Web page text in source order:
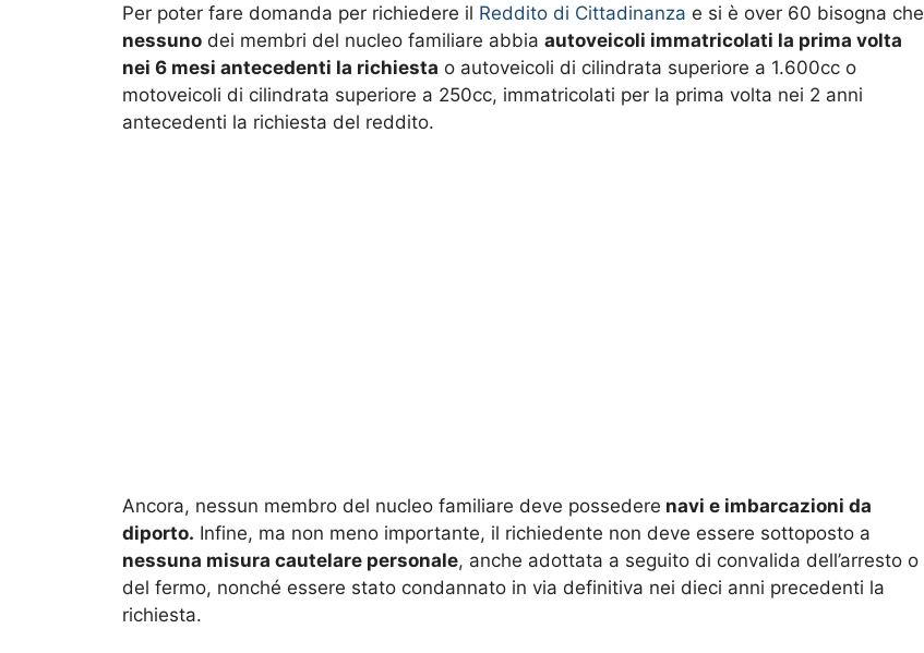
Per poter fare domanda per richiedere il Reddito di Cittadinanza e si è over 60 bisogna che
nessuno dei membri del nucleo familiare abbia autoveicoli immatricolati la prima volta
nei 6 mesi antecedenti la richiesta o autoveicoli di cilindrata superiore a 1.600cc o
motoveicoli di cilindrata superiore a 250cc, immatricolati per la prima volta nei 2 anni
antecedenti la richiesta del reddito.
Ancora, nessun membro del nucleo familiare deve possedere navi e imbarcazioni da
diporto. Infine, ma non meno importante, il richiedente non deve essere sottoposto a
nessuna misura cautelare personale, anche adottata a seguito di convalida dell’arresto o
del fermo, nonché essere stato condannato in via definitiva nei dieci anni precedenti la
richiesta.